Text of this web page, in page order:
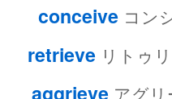
conceive コン
retrieve リトゥ
aggrieve アグ